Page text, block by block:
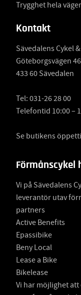
Trygghet hela
Kontakt
Sävedalens Cykel
Göteborgsvägen 46
433 60 Sävedalen
Tel: 031-26 28 00
Telefontid 10:00 –
Se butikens
Förmånscykel
Vi på Sävedalens
leverantör utav
partners
Active Benefits
Epassibike
Beny Local
Lease a Bike
Bikelease
Vi har möjlighet